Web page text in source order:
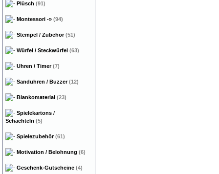
Plüsch (91)
Montessori -» (94)
Stempel / Zubehör(51)
Würfel / Steckwürfel (63)
Uhren / Timer(7)
Sanduhren / Buzzer(12)
Blankomaterial (23)
Spielekartons /
Schachteln (5)
Spielezubehör(61)
Motivation / Belohnung (6)
Geschenk-Gutscheine (4)